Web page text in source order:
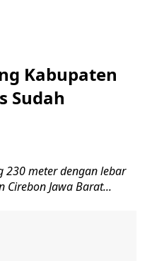
Kabupaten
Sudah
230 meter dengan lebar
Jawa Barat...